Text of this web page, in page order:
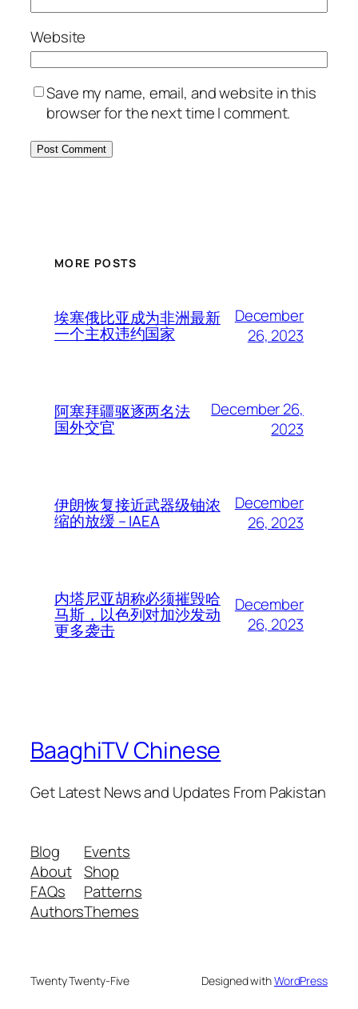
Website
Save my name, email, and website in this
browser for the next time I comment.
MORE POSTS
埃塞俄比亚成为非洲最新
一个主权违约国家
December
26, 2023
阿塞拜疆驱逐两名法
国外交官
December 26,
2023
伊朗恢复接近武器级铀浓
缩的放缓 – IAEA
December
26, 2023
内塔尼亚胡称必须摧毁哈
马斯，以色列对加沙发动
更多袭击
December
26, 2023
BaaghiTV Chinese
Get Latest News and Updates From Pakistan
Blog
About
FAQs
Authors
Events
Shop
Patterns
Themes
Twenty Twenty-Five Designed withWordPress